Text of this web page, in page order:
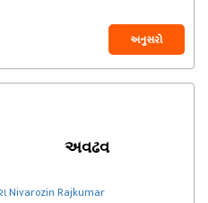
અનુસરો
અવઢવ
Nivarozin Rajkumar